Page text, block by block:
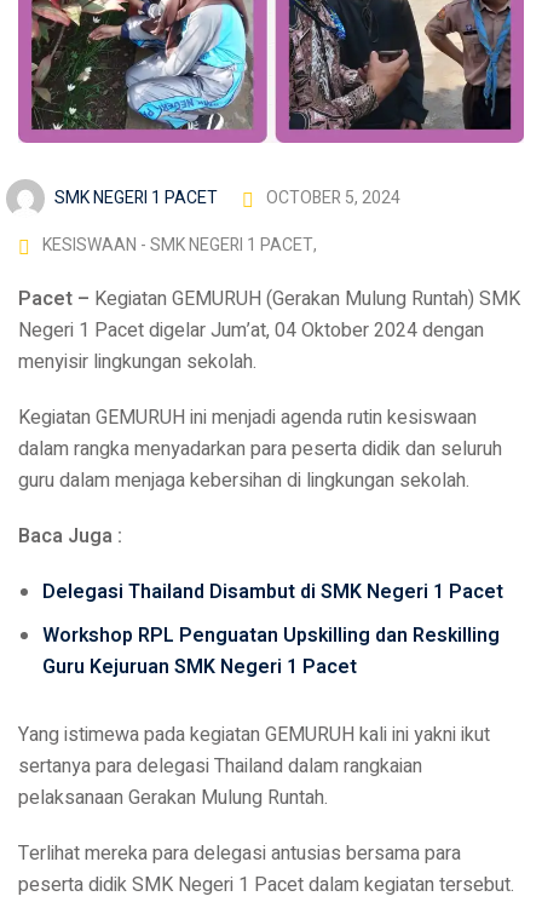
SMK NEGERI 1 PACET
OCTOBER 5, 2024
KESISWAAN - SMK NEGERI 1 PACET,
Pacet – Kegiatan GEMURUH (Gerakan Mulung Runtah) SMK
Negeri 1 Pacet digelar Jum’at, 04 Oktober 2024 dengan
menyisir lingkungan sekolah.
Kegiatan GEMURUH ini menjadi agenda rutin kesiswaan
dalam rangka menyadarkan para peserta didik dan seluruh
guru dalam menjaga kebersihan di lingkungan sekolah.
Baca Juga :
Delegasi Thailand Disambut di SMK Negeri 1 Pacet
Workshop RPL Penguatan Upskilling dan Reskilling
Guru Kejuruan SMK Negeri 1 Pacet
Yang istimewa pada kegiatan GEMURUH kali ini yakni ikut
sertanya para delegasi Thailand dalam rangkaian
pelaksanaan Gerakan Mulung Runtah.
Terlihat mereka para delegasi antusias bersama para
peserta didik SMK Negeri 1 Pacet dalam kegiatan tersebut.